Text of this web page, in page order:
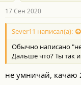
17 Сен 2020
Sever11 написал(а):
Обычно написано
Дальше что? Ты так
не умничай, качаю